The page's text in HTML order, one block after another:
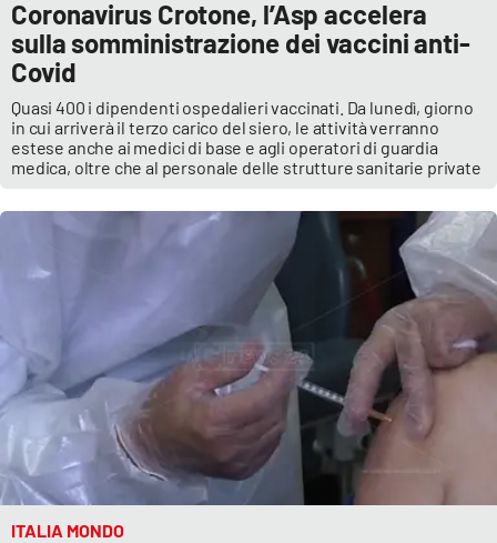
Coronavirus Crotone, l’Asp accelera
sulla somministrazione dei vaccini anti-
Covid
Quasi 400 i dipendenti ospedalieri vaccinati. Da lunedì, giorno
in cui arriverà il terzo carico del siero, le attività verranno
estese anche ai medici di base e agli operatori di guardia
medica, oltre che al personale delle strutture sanitarie private
ITALIA MONDO